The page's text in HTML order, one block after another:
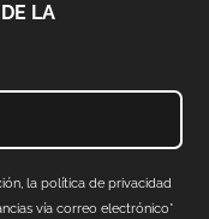
LA
la política de privacidad
vía correo electrónico*